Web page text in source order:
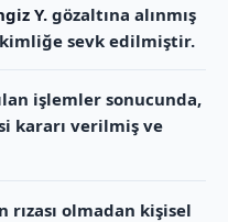
Y. gözaltına alınmış
sevk edilmiştir.
işlemler sonucunda,
kararı verilmiş ve
rızası olmadan kişisel